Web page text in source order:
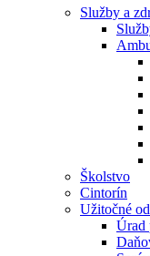
Služby a
Školstvo
Cintorín
Užitočné
Úrad